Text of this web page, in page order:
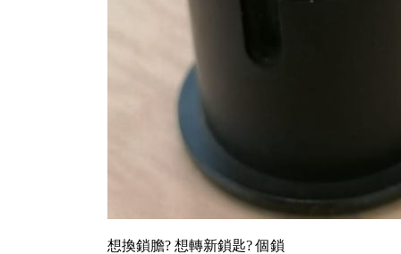
想換鎖膽? 想轉新鎖匙? 個鎖